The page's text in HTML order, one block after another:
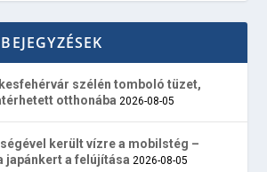
szélén tomboló tüzet,
otthonába 2026-08-05
került vízre a mobilstég –
japánkert a felújítása 2026-08-05